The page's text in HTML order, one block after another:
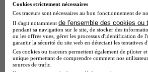
Cookies strictement nécessaires
Ces traceurs sont nécessaires au bon fonctionnement de
Il s'agit notamment de l'ensemble des cookies ou
pendant sa navigation sur le site, de stocker des
ou les offres vues, gérer les processus d'identification
garantir la sécurité du site web en détectant les tentatives
Ces cookies ou traceurs permettent également de piloter
unique permettant de comprendre comment nos
sources de trafic.